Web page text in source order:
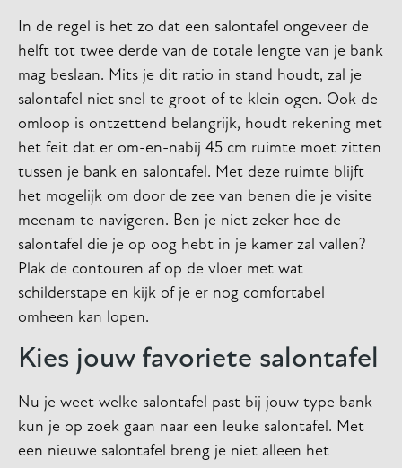
In de regel is het zo dat een salontafel ongeveer de
helft tot twee derde van de totale lengte van je bank
mag beslaan. Mits je dit ratio in stand houdt, zal je
salontafel niet snel te groot of te klein ogen. Ook de
omloop is ontzettend belangrijk, houdt rekening met
het feit dat er om-en-nabij 45 cm ruimte moet zitten
tussen je bank en salontafel. Met deze ruimte blijft
het mogelijk om door de zee van benen die je visite
meenam te navigeren. Ben je niet zeker hoe de
salontafel die je op oog hebt in je kamer zal vallen?
Plak de contouren af op de vloer met wat
schilderstape en kijk of je er nog comfortabel
omheen kan lopen.
Kies jouw favoriete salontafel
Nu je weet welke salontafel past bij jouw type bank
kun je op zoek gaan naar een leuke salontafel. Met
een nieuwe salontafel breng je niet alleen het